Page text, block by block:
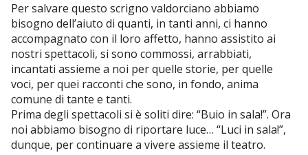
Per salvare questo scrigno valdorciano abbiamo
bisogno dell’aiuto di quanti, in tanti anni, ci hanno
accompagnato con il loro affetto, hanno assistito ai
nostri spettacoli, si sono commossi, arrabbiati,
incantati assieme a noi per quelle storie, per quelle
voci, per quei racconti che sono, in fondo, anima
comune di tante e tanti.
Prima degli spettacoli si è soliti dire: “Buio in sala!”. Ora
noi abbiamo bisogno di riportare luce… “Luci in sala!”,
dunque, per continuare a vivere assieme il teatro.